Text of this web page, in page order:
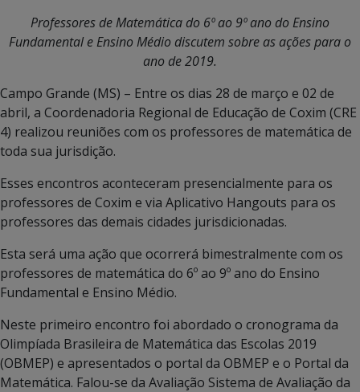
Professores de Matemática do 6º ao 9º ano do Ensino
Fundamental e Ensino Médio discutem sobre as ações para o
ano de 2019.
Campo Grande (MS) – Entre os dias 28 de março e 02 de
abril, a Coordenadoria Regional de Educação de Coxim (CRE
4) realizou reuniões com os professores de matemática de
toda sua jurisdição.
Esses encontros aconteceram presencialmente para os
professores de Coxim e via Aplicativo Hangouts para os
professores das demais cidades jurisdicionadas.
Esta será uma ação que ocorrerá bimestralmente com os
professores de matemática do 6º ao 9º ano do Ensino
Fundamental e Ensino Médio.
Neste primeiro encontro foi abordado o cronograma da
Olimpíada Brasileira de Matemática das Escolas 2019
(OBMEP) e apresentados o portal da OBMEP e o Portal da
Matemática. Falou-se da Avaliação Sistema de Avaliação da